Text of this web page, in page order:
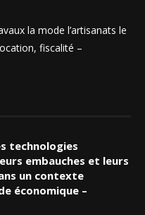
la mode l’artisanats le
fiscalité –
technologies
embauches et leurs
un contexte
économique –